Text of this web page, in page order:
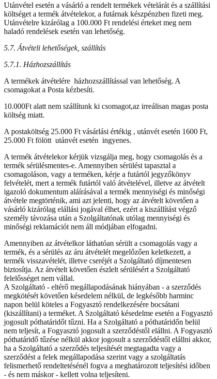
Utánvétel esetén a vásárló a rendelt termékek vételárát és a szállítási
költséget a termék átvételekor, a futárnak készpénzben fizeti meg.
Utánvételre kizárólag a 100.000 Ft rendelési érteket meg nem
haladó rendelések esetén van lehetőség.
5.7. Átvételi lehetőségek, szállítás
5.7.1. Házhozszállítás
A termékek átvételére házhozszállítással van lehetőség. A
csomagokat a Posta kézbesíti.
10.000Ft alatt nem szállítunk ki csomagot,az irreálisan magas posta
költség miatt.
A postaköltség 25.000 Ft vásárlási értékig , utánvét esetén 1600 Ft,
25.000 Ft fölött utánvét esetén ingyenes.
A termék átvételekor kérjük vizsgálja meg, hogy csomagolás és a
termék sérülésmentes-e. Amennyiben sérülést tapasztal a
csomagoláson, vagy a terméken, kérje a futártól jegyzőkönyv
felvételét, mert a termék futártól való átvételével, illetve az átvételt
igazoló dokumentum aláírásával a termék mennyiségi és minőségi
átvétele megtörténik, ami azt jelenti, hogy az átvételt követően a
vásárló kizárólag elállási jogával élhet, ezért a kiszállítást végző
személy távozása után a Szolgáltatónak utólag mennyiségi és
minőségi reklamációt nem áll módjában elfogadni.
Amennyiben az átvételkor láthatóan sérült a csomagolás vagy a
termék, és a sérülés az áru átvételét megelőzően keletkezett, a
termék visszavételét, illetve cseréjét a Szolgáltató díjmentesen
biztosítja. Az átvételt követően észlelt sérülésért a Szolgáltató
felelősséget nem vállal.
A Szolgáltató - eltérő megállapodásának hiányában - a szerződés
megkötését követően késedelem nélkül, de legkésőbb harminc
napon belül köteles a Fogyasztó rendelkezésére bocsátani
(kiszállítani) a terméket. A Szolgáltató késedelme esetén a Fogyasztó
jogosult póthatáridőt tűzni. Ha a Szolgáltató a póthatáridőn belül
nem teljesít, a Fogyasztó jogosult a szerződéstől elállni. A Fogyasztó
póthatáridő tűzése nélkül akkor jogosult a szerződéstől elállni akkor,
ha a Szolgáltató a szerződés teljesítését megtagadta vagy a
szerződést a felek megállapodása szerint vagy a szolgáltatás
felismerhető rendeltetésénél fogva a meghatározott teljesítési időben
- és nem máskor - kellett volna teljesíteni.